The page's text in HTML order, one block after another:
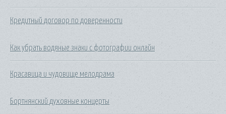
Кредитный договор по доверенности
Как убрать водяные знаки с фотографии онлайн
Красавица и чудовище мелодрама
Бортнянский духовные концерты